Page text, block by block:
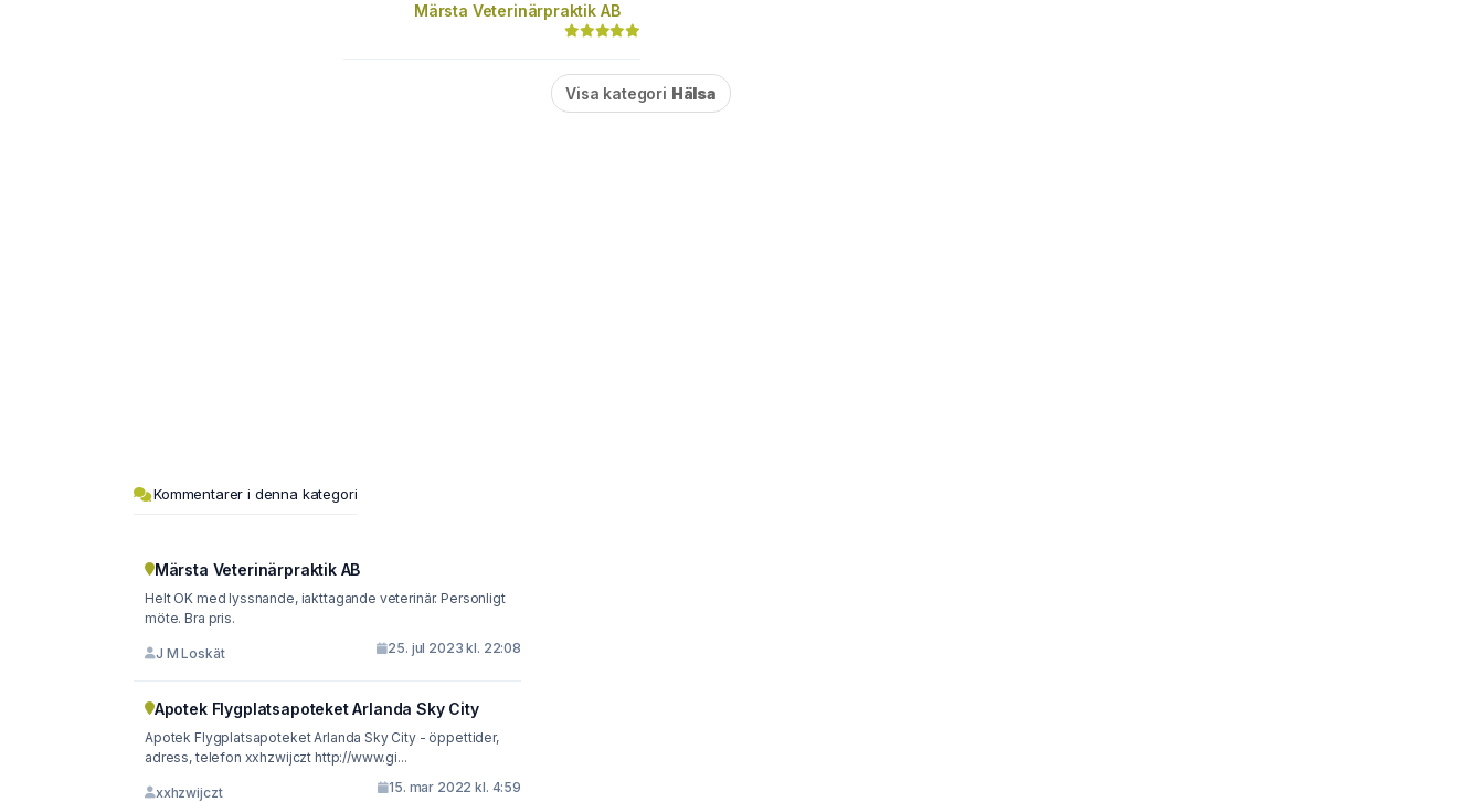
Märsta Veterinärpraktik AB
Visa kategori Hälsa
Kommentarer i denna kategori
Märsta Veterinärpraktik AB
Helt OK med lyssnande, iakttagande veterinär. Personligt
möte. Bra pris.
J M Loskät 25. jul 2023 kl. 22:08
Apotek Flygplatsapoteket Arlanda Sky City
Apotek Flygplatsapoteket Arlanda Sky City - öppettider,
adress, telefon xxhzwijczt http://www.gi...
xxhzwijczt 15. mar 2022 kl. 4:59